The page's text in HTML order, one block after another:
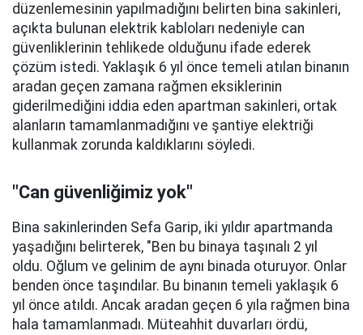
düzenlemesinin yapılmadığını belirten bina sakinleri,
açıkta bulunan elektrik kabloları nedeniyle can
güvenliklerinin tehlikede olduğunu ifade ederek
çözüm istedi. Yaklaşık 6 yıl önce temeli atılan binanın
aradan geçen zamana rağmen eksiklerinin
giderilmediğini iddia eden apartman sakinleri, ortak
alanların tamamlanmadığını ve şantiye elektriği
kullanmak zorunda kaldıklarını söyledi.
"Can güvenliğimiz yok"
Bina sakinlerinden Sefa Garip, iki yıldır apartmanda
yaşadığını belirterek, "Ben bu binaya taşınalı 2 yıl
oldu. Oğlum ve gelinim de aynı binada oturuyor. Onlar
benden önce taşındılar. Bu binanın temeli yaklaşık 6
yıl önce atıldı. Ancak aradan geçen 6 yıla rağmen bina
hala tamamlanmadı. Müteahhit duvarları ördü,